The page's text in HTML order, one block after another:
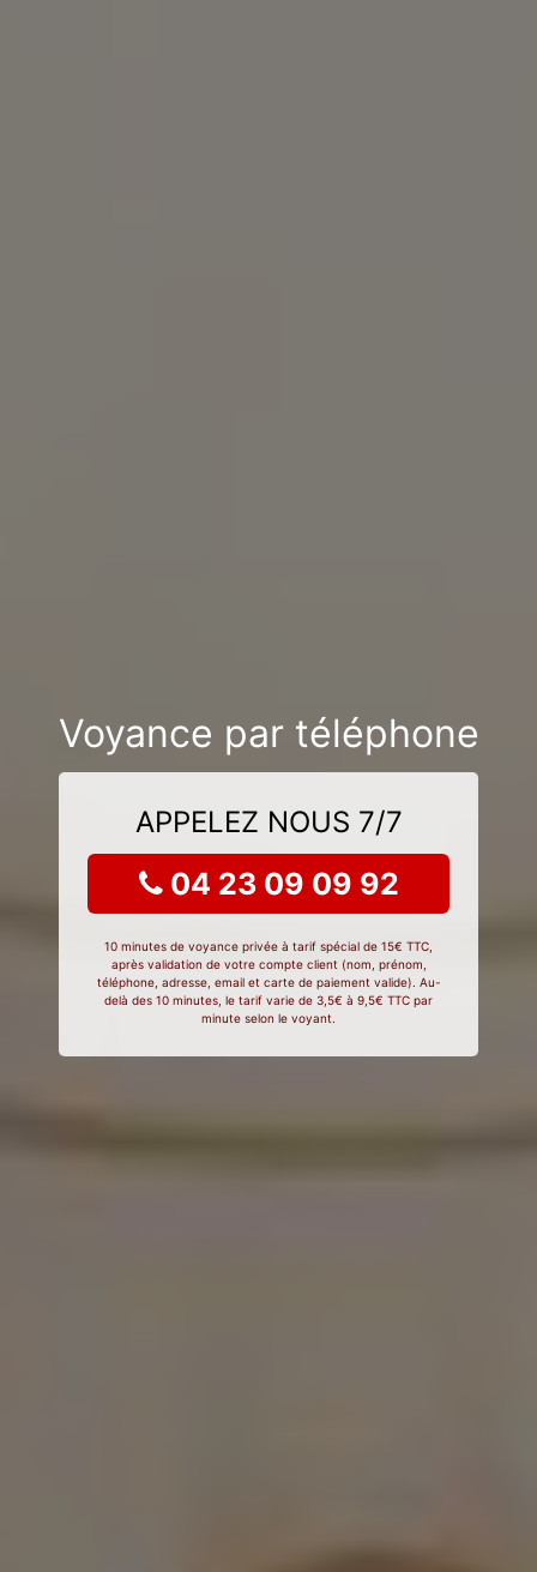
Voyance par téléphone
APPELEZ NOUS 7/7
04 23 09 09 92
10 minutes de voyance privée à tarif spécial de 15€ TTC,
après validation de votre compte client (nom, prénom,
téléphone, adresse, email et carte de paiement valide). Au-
delà des 10 minutes, le tarif varie de 3,5€ à 9,5€ TTC par
minute selon le voyant.